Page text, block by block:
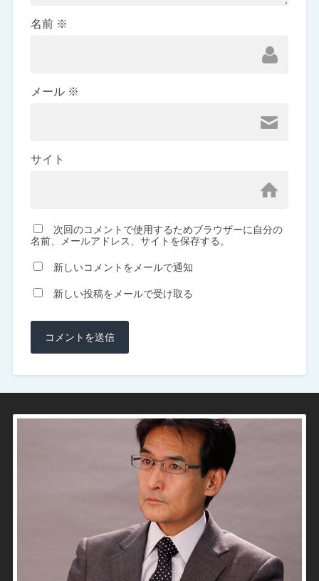
名前 ※
メール ※
サイト
次回のコメントで使用するためブラウザーに自分の
名前、メールアドレス、サイトを保存する。
新しいコメントをメールで通知
新しい投稿をメールで受け取る